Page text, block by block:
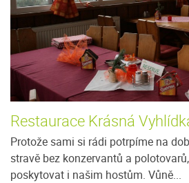
Restaurace Krásná
Protože sami si rádi potrpíme na
stravě bez konzervantů a
poskytovat i našim hostům. Vůně...